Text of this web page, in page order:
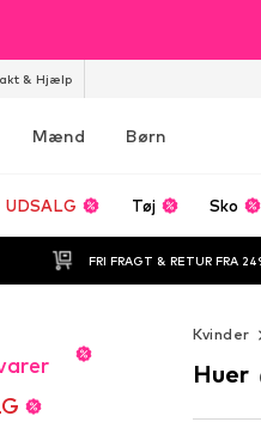
& Hjælp
Mænd Børn
UDSALG Tøj Sko
FRI FRAGT & RETUR FRA
Kvinder
Huer